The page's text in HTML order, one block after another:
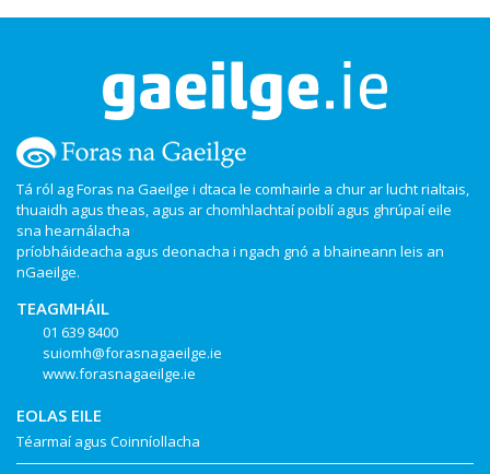
Tá ról ag Foras na Gaeilge i dtaca le comhairle a chur ar lucht rialtais,
thuaidh agus theas, agus ar chomhlachtaí poiblí agus ghrúpaí eile
sna hearnálacha
príobháideacha agus deonacha i ngach gnó a bhaineann leis an
nGaeilge.
TEAGMHÁIL
01 639 8400
suiomh@forasnagaeilge.ie
www.forasnagaeilge.ie
EOLAS EILE
Téarmaí agus Coinníollacha